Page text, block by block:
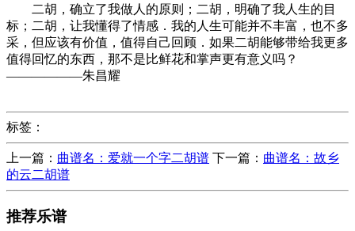
二胡，确立了我做人的原则；二胡，明确了我人生的目
标；二胡，让我懂得了情感．我的人生可能并不丰富，也不多
采，但应该有价值，值得自己回顾．如果二胡能够带给我更多
值得回忆的东西，那不是比鲜花和掌声更有意义吗？
——————朱昌耀
标签：
上一篇： 曲谱名：爱就一个字二胡谱 下一篇： 曲谱名：故乡
的云二胡谱
推荐乐谱